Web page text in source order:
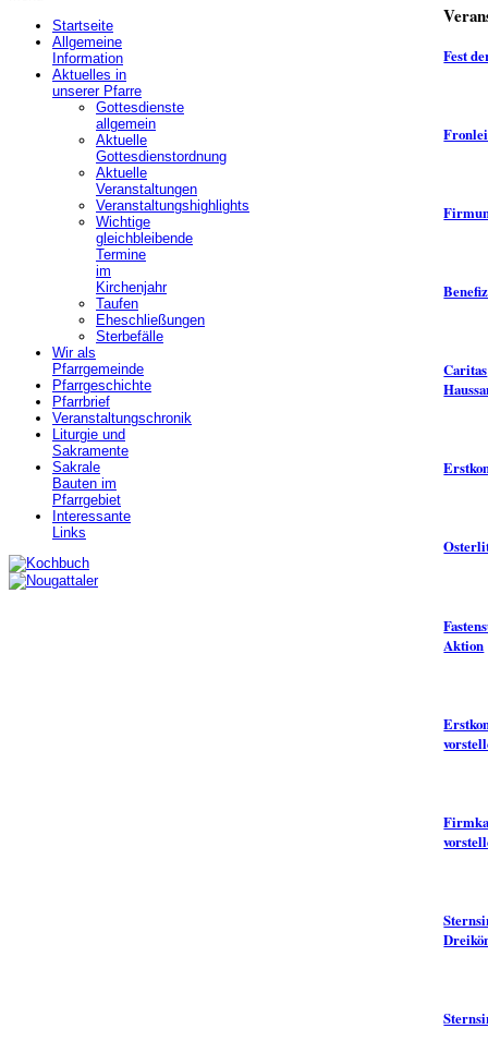
Startseite
Allgemeine
Information
Aktuelles in
unserer Pfarre
Gottesdienste
allgemein
Aktuelle
Gottesdienstordnung
Aktuelle
Veranstaltungen
Veranstaltungshighlights
Wichtige
gleichbleibende
Termine
im
Kirchenjahr
Taufen
Eheschließungen
Sterbefälle
Wir als
Pfarrgemeinde
Pfarrgeschichte
Pfarrbrief
Veranstaltungschronik
Liturgie und
Sakramente
Sakrale
Bauten im
Pfarrgebiet
Interessante
Links
Fest
Caritas
Aktion